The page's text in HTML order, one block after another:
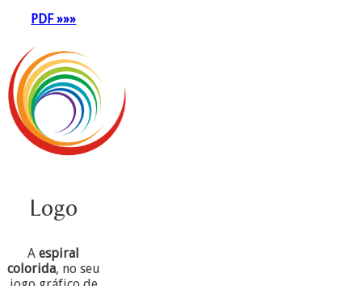
PDF »»»
Logo
Aespiral
colorida, no seu